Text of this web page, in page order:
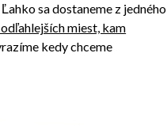
sa dostaneme z jedného
miest, kam
kedy chceme